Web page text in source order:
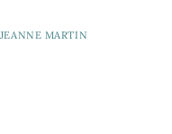
JEANNE MARTIN